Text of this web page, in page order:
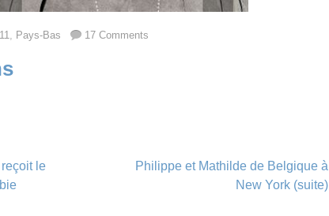
, Pays-Bas 17 Comments
le
Philippe et Mathilde de Belgique à
New York (suite)